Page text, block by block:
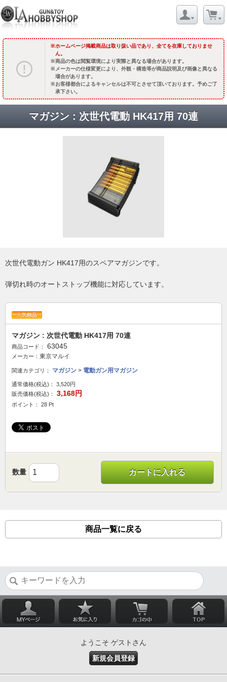
ホームページ掲載商品は取り扱い品であり、全てを在庫しておりませ
ん。
商品の色は閲覧環境により実際と異なる場合があります。
メーカーの仕様変更により、外観・構造等が商品説明及び画像と異なる
場合があります。
お客様都合によるキャンセルは不可とさせて頂いております。予めご了
承下さい。
マガジン : 次世代電動 HK417用 70連
次世代電動ガン HK417用のスペアマガジンです。
弾切れ時のオートストップ機能に対応しています。
マガジン : 次世代電動 HK417用 70連
商品コード： 63045
メーカー： 東京マルイ
関連カテゴリ： マガジン > 電動ガン用マガジン
通常価格(税込)：
3,520円
販売価格(税込)：
3,168円
ポイント： 28 Pt
数量 カートに入れる
商品一覧に戻る
ようこそ ゲストさん
新規会員登録